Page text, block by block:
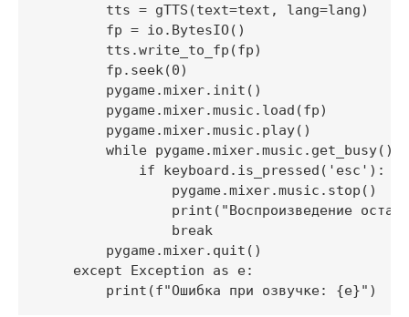
        tts = gTTS(text=text, lang=lang)
        fp = io.BytesIO()
        tts.write_to_fp(fp)
        fp.seek(0)
        pygame.mixer.init()
        pygame.mixer.music.load(fp)
        pygame.mixer.music.play()
        while pygame.mixer.music.get_busy():
            if keyboard.is_pressed('esc'):
                pygame.mixer.music.stop()
print("Воспроизведение
                break
        pygame.mixer.quit()
    except Exception as e: